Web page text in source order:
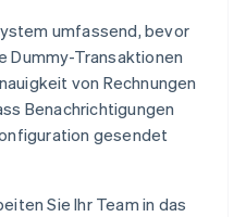
umfassend, bevor
Dummy-Transaktionen
von Rechnungen
Benachrichtigungen
gesendet
Sie Ihr Team in das